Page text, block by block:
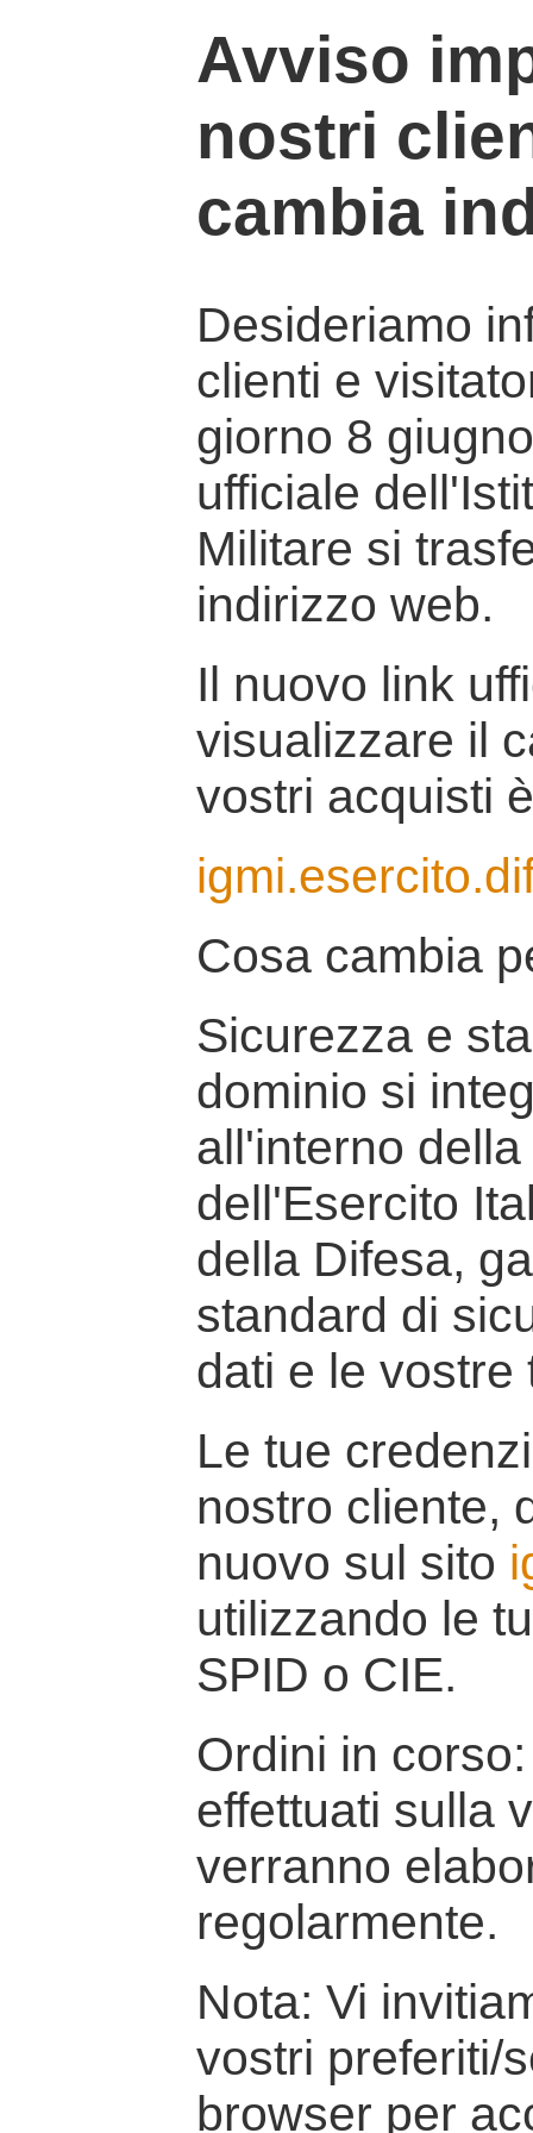
Avviso
nostri
cambia
Desideriamo
clienti e
giorno 8
ufficiale
Militare si
indirizzo web.
Il nuovo link
visualizzare il
vostri acquisti
Cosa cambia
Sicurezza e
dominio si
all'interno
dell'Esercito
della Difesa,
standard di
dati e le vostre
Le tue
nostro cliente,
nuovo sul sito
utilizzando le
SPID o CIE.
Ordini in
effettuati sulla
verranno
regolarmente.
Nota: Vi
vostri preferiti/
browser per